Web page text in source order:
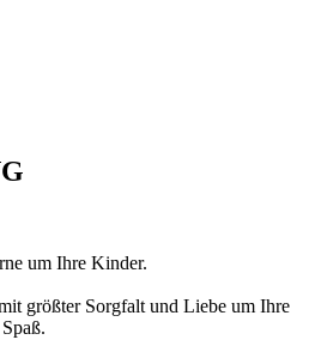
um Ihre Kinder.
größter Sorgfalt und Liebe um Ihre